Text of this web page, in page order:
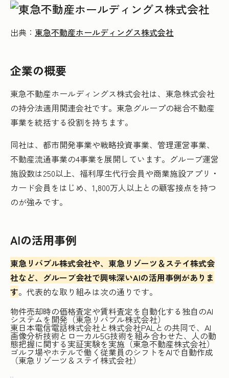
出典： 東急不動産ホールディングス株式会社
企業の概要
東急不動産ホールディングス株式会社は、東急株式会社
の持分法適用関連会社です。東急グループの総合不動産
事業を統括する役割を持ちます。
同社は、都市開発事業や戦略投資事業、管理運営事業、
不動産流通事業の4事業を展開しています。グループ運営
施設数は250以上、福利厚生代行会員や商業施設アプリ・
カード会員をはじめ、1,800万人以上との顧客接点を持つ
のが強みです。
AIの活用事例
東急リバブル株式会社や、東急リゾーツ＆ステイ株式会
社など、グループ会社で興味深いAIの活用事例がありま
す。代表的な取り組みは次の通りです。
物件売却時の価格査定や賃料査定を自動化する独自のAI
システムを開発（東急リバブル株式会社）
東日本電信電話株式会社と株式会社PALとの共同で、AI
画像分析技術とローカル5G技術を組み合わせた、人の動
態把握に関する実証実験を実施（東急不動産株式会社）
ゴルフ場やホテルで働く従業員のシフトをAIで自動作成
（東急リゾーツ＆ステイ株式会社）